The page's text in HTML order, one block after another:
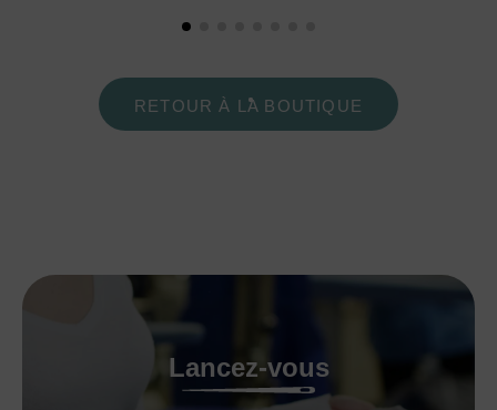
RETOUR À LA BOUTIQUE
Lancez-vous